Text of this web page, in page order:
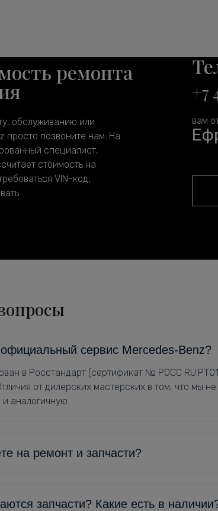
ремонта
обслуживанию или
просто позвоните нам. На
специалист,
стоимость на
VIN-код,
+7
вам
сервис Mercedes-Benz?
в Росстандарт (сертификат № РОСС
от дилерских мастерских в том, что мы
и аналогичную.
на ремонт и запчасти?
запчасти? Какие есть в